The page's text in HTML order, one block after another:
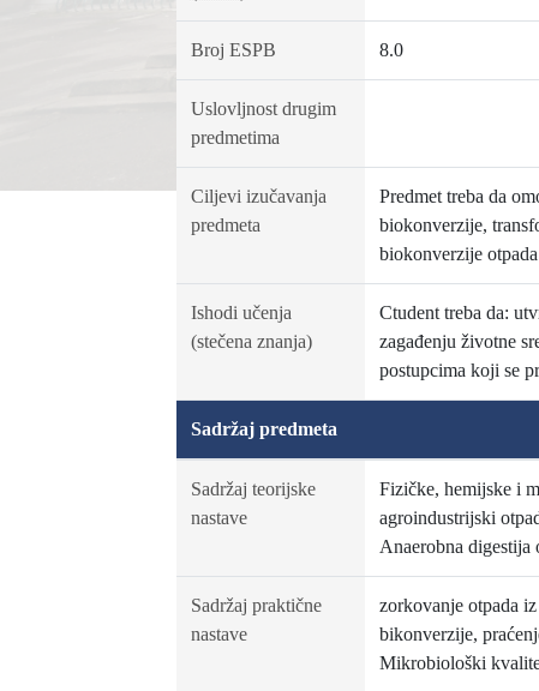
Broj ESPB 8.0
Uslovljnost drugim
predmetima
Ciljevi izučavanja
predmeta
Predmet treba da
biokonverzije,
biokonverzije
Ishodi učenja
(stečena znanja)
Ctudent treba da:
zagađenju životne
postupcima koji se
Sadržaj predmeta
Sadržaj teorijske
nastave
Fizičke, hemijske i
agroindustrijski
Anaerobna
Sadržaj praktične
nastave
zorkovanje otpada
bikonverzije,
Mikrobiološki